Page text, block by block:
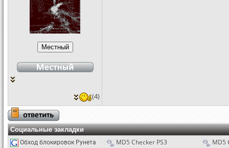
(4)
Социальные закладки
Обход блокировок Рунета MD5 Checker PS3 MD5